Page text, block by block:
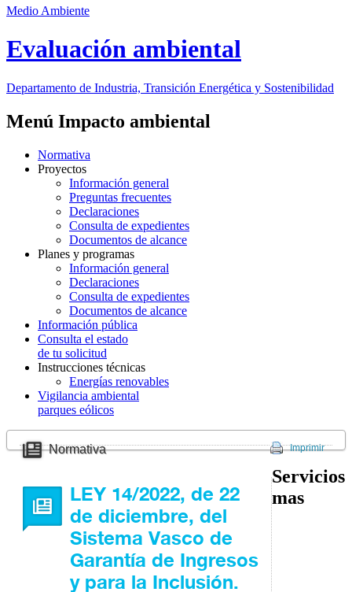
Medio Ambiente
Evaluación ambiental
Departamento de Industria, Transición Energética y Sostenibilidad
Menú Impacto ambiental
Normativa
Proyectos
Información general
Preguntas frecuentes
Declaraciones
Consulta de expedientes
Documentos de alcance
Planes y programas
Información general
Declaraciones
Consulta de expedientes
Documentos de alcance
Información pública
Consulta el estado
de tu solicitud
Instrucciones técnicas
Energías renovables
Vigilancia ambiental
parques eólicos
Normativa Imprimir
LEY 14/2022, de 22
de diciembre, del
Sistema Vasco de
Garantía de Ingresos
y para la Inclusión.
necesidad.
acreditación de
los requisitos
Artículo 21
personas
titulares unidas
relación análoga
a la conyugal.
Artículo 22
Concurrencia de
titulares.
Artículo 23
Cambio de
titulares.
Artículo 24
Requisitos para
ser persona
beneficiaria.
SECCIÓN2.ª
UNIDADES DE
CONVIVENCIA
Artículo 25
Unidades de
convivencia.
Artículo 26
excepcionales.
Artículo 28
Relación análoga
a la conyugal.
SECCIÓN 3.ª
OBLIGACIONES DE
LAS PERSONAS
TITULARES Y
Servicios
mas